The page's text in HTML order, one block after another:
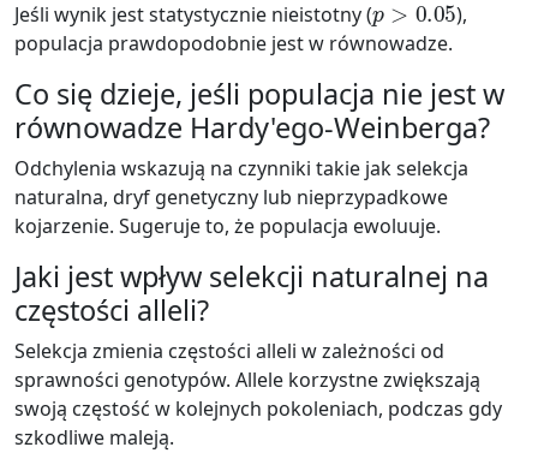
Jeśli wynik jest statystycznie nieistotny (
),
populacja prawdopodobnie jest w równowadze.
Co się dzieje, jeśli populacja nie jest w
równowadze Hardy'ego-Weinberga?
Odchylenia wskazują na czynniki takie jak selekcja
naturalna, dryf genetyczny lub nieprzypadkowe
kojarzenie. Sugeruje to, że populacja ewoluuje.
Jaki jest wpływ selekcji naturalnej na
częstości alleli?
Selekcja zmienia częstości alleli w zależności od
sprawności genotypów. Allele korzystne zwiększają
swoją częstość w kolejnych pokoleniach, podczas gdy
szkodliwe maleją.